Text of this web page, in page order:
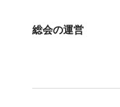
総会の運営